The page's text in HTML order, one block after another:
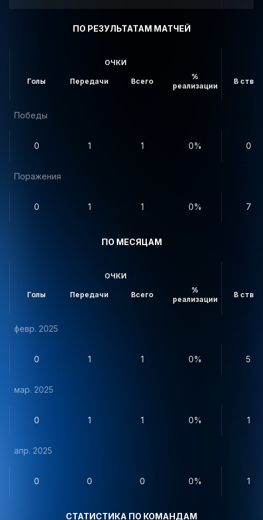
ПО РЕЗУЛЬТАТАМ МАТЧЕЙ
ОЧКИ
Голы Передачи Всего
%
реализации
В створ
Победы
0 1 1 0% 0
Поражения
0 1 1 0% 7
ПО МЕСЯЦАМ
ОЧКИ
Голы Передачи Всего
%
реализации
В створ
февр. 2025
0 1 1 0% 5
мар. 2025
0 1 1 0% 1
апр. 2025
0 0 0 0% 1
СТАТИСТИКА ПО КОМАНДАМ